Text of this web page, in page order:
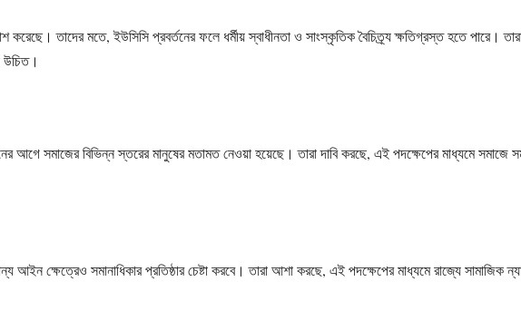
তাদের মতে, ইউসিসি প্রবর্তনের ফলে ধর্মীয় স্বাধীনতা ও সাংস্কৃতিক বৈচিত্র্য ক্ষতিগ্রস্ত হতে পারে।
উচিত।
আগে সমাজের বিভিন্ন স্তরের মানুষের মতামত নেওয়া হয়েছে। তারা দাবি করছে, এই পদক্ষেপের মাধ্যমে সমাজে
আইন ক্ষেত্রেও সমানাধিকার প্রতিষ্ঠার চেষ্টা করবে। তারা আশা করছে, এই পদক্ষেপের মাধ্যমে রাজ্যে সামাজিক